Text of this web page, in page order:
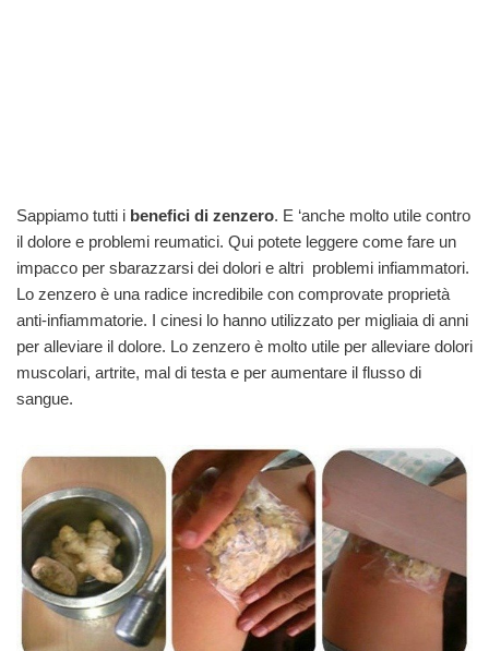
Sappiamo tutti i benefici di zenzero. E ‘anche molto utile contro
il dolore e problemi reumatici. Qui potete leggere come fare un
impacco per sbarazzarsi dei dolori e altri problemi infiammatori.
Lo zenzero è una radice incredibile con comprovate proprietà
anti-infiammatorie. I cinesi lo hanno utilizzato per migliaia di anni
per alleviare il dolore. Lo zenzero è molto utile per alleviare dolori
muscolari, artrite, mal di testa e per aumentare il flusso di
sangue.